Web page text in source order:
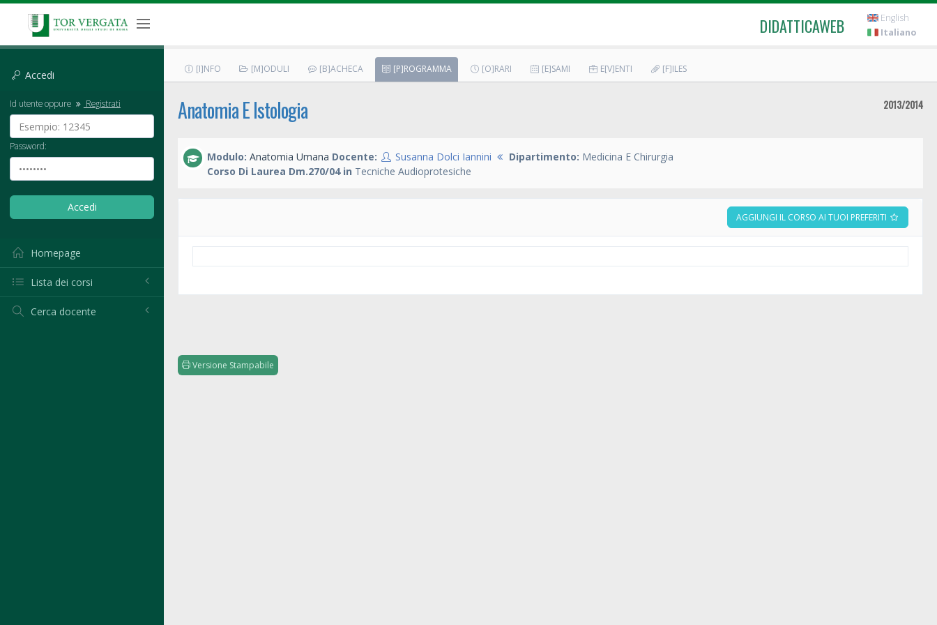
DIDATTICAWEB
English
Italiano
Accedi
Id utente oppure Registrati
Password:
Homepage
Lista dei corsi
Cerca docente
[I]NFO [M]ODULI [B]ACHECA [P]ROGRAMMA [O]RARI [E]SAMI E[V]ENTI [F]ILES
Anatomia E Istologia 2013/2014
Modulo: Anatomia Umana Docente: Susanna Dolci Iannini Dipartimento: Medicina E Chirurgia
Corso Di Laurea Dm.270/04 in Tecniche Audioprotesiche
AGGIUNGI IL CORSO AI TUOI PREFERITI
Versione Stampabile